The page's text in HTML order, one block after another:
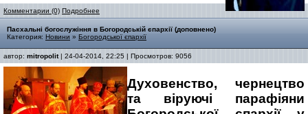
Комментарии (0) Подробнее
Пасхальні богослужіння в Богородській єпархії (доповнено)
Категория: Новини » Богородської єпархії
автор: mitropolit| 24-04-2014, 22:25 | Просмотров: 9056
Духовенство, чернецтво
та віруючі парафіяни